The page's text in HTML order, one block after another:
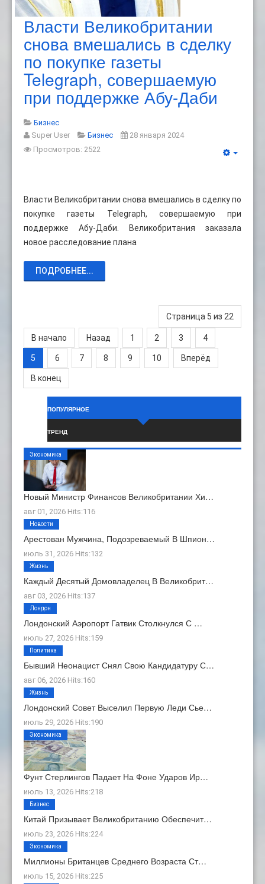
Власти Великобритании
снова вмешались в сделку
по покупке газеты
Telegraph, совершаемую
при поддержке Абу-Даби
Бизнес
Super User
Бизнес
28 января 2024
Просмотров: 2522
Власти Великобритании снова вмешались в сделку по
покупке газеты Telegraph, совершаемую при
поддержке Абу-Даби. Великобритания заказала
новое расследование плана
ПОДРОБНЕЕ...
Страница 5 из 22
В начало Назад 1 2 3 4
5 6 7 8 9 10 Вперёд
В конец
ПОПУЛЯРНОЕ
ТРЕНД
Новый Министр Финансов Великобритании Хи…
авг 01, 2026 Hits:116
Экономика
Арестован Мужчина, Подозреваемый В Шпион…
июль 31, 2026 Hits:132
Новости
Каждый Десятый Домовладелец В Великобрит…
авг 03, 2026 Hits:137
Жизнь
Лондонский Аэропорт Гатвик Столкнулся С …
июль 27, 2026 Hits:159
Лондон
Бывший Неонацист Снял Свою Кандидатуру С…
авг 06, 2026 Hits:160
Политика
Лондонский Совет Выселил Первую Леди Сье…
июль 29, 2026 Hits:190
Жизнь
Фунт Стерлингов Падает На Фоне Ударов Ир…
июль 13, 2026 Hits:218
Экономика
Китай Призывает Великобританию Обеспечит…
июль 23, 2026 Hits:224
Бизнес
Миллионы Британцев Среднего Возраста Ст…
июль 15, 2026 Hits:225
Экономика